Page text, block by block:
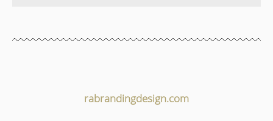
rabrandingdesign.com